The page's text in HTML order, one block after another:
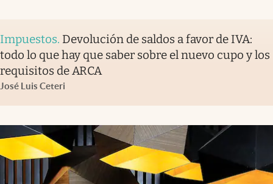
Impuestos. Devolución de saldos a favor de IVA:
todo lo que hay que saber sobre el nuevo cupo y los
requisitos de ARCA
José Luis Ceteri